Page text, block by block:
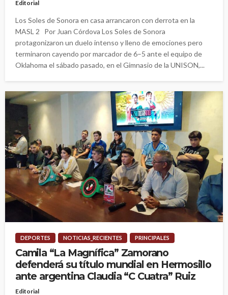
Editorial
Los Soles de Sonora en casa arrancaron con derrota en la
MASL 2 Por Juan Córdova Los Soles de Sonora
protagonizaron un duelo intenso y lleno de emociones pero
terminaron cayendo por marcador de 6–5 ante el equipo de
Oklahoma el sábado pasado, en el Gimnasio de la UNISON,...
DEPORTES NOTICIAS_RECIENTES PRINCIPALES
Camila “La Magnífica” Zamorano
defenderá su título mundial en Hermosillo
ante argentina Claudia “C Cuatra” Ruiz
Editorial